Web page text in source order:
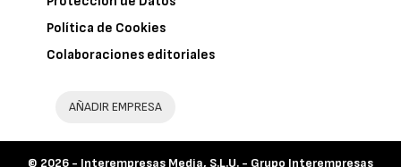
Política de Cookies
Colaboraciones editoriales
AÑADIR EMPRESA
© 2026 - Interempresas Media, S.L.U. - Grupo Interempresas